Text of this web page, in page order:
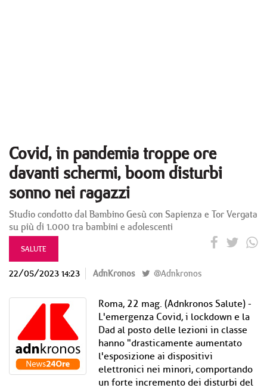
Covid, in pandemia troppe ore
davanti schermi, boom disturbi
sonno nei ragazzi
Studio condotto dal Bambino Gesù con Sapienza e Tor Vergata
su più di 1.000 tra bambini e adolescenti
SALUTE
22/05/2023 14:23 AdnKronos @Adnkronos
Roma, 22 mag. (Adnkronos Salute) -
L'emergenza Covid, i lockdown e la
Dad al posto delle lezioni in classe
hanno "drasticamente aumentato
l'esposizione ai dispositivi
elettronici nei minori, comportando
un forte incremento dei disturbi del